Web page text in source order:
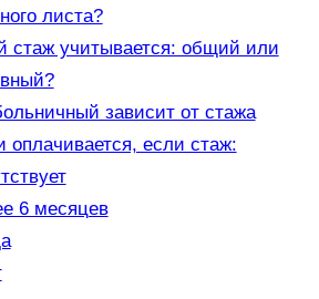
листа?
стаж учитывается: общий или
зависит от стажа
оплачивается, если стаж:
6 месяцев